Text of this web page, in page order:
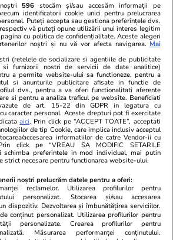
10:00
stare să vândă casa lui
ajunsă o ruină la 7 ani de la
ar trebui dărâmată!”
596 stocăm și/sau accesăm informații pe
identificatorii cookie unici pentru prelucrarea
Puteți accepta sau gestiona preferințele dvs.
vă puteți opune utilizării unui interes legitim
cu politica de confidențialitate. Aceste alegeri
noștri și nu vă vor afecta navigarea. Mai
(retelele de socializare si agentiile de publicitate
si furnizorii nostri de servicii de date analitice)
a permite website-ului sa functioneze, pentru a
si anunturile publicitare afisate in functie de
dvs., pentru a va oferi functionalitati aferente
si pentru a analiza traficul pe website. Beneficiati
de art. 15-22 din GDPR in legatura cu
caracter personal. Aceste drepturi pot fi exercitate
aici. Prin click pe “ACCEPT TOATE”, acceptati
de tip Cookie, care implica inclusiv acceptul
accesarea informatiilor de catre Vendor-ii cu
click pe “VREAU SA MODIFIC SETARILE
schimba preferintele in mod individual, mai putin
strict necesare pentru functionarea website-ului.
noștri prelucrăm datele pentru a oferi:
reclamelor. Utilizarea profilurilor pentru
personalizat. Stocarea și/sau accesarea
dispozitiv. Dezvoltarea și îmbunătățirea serviciilor.
conținut personalizat. Utilizarea profilurilor pentru
personalizate. Crearea profilurilor pentru
Măsurarea performanței conținutului.